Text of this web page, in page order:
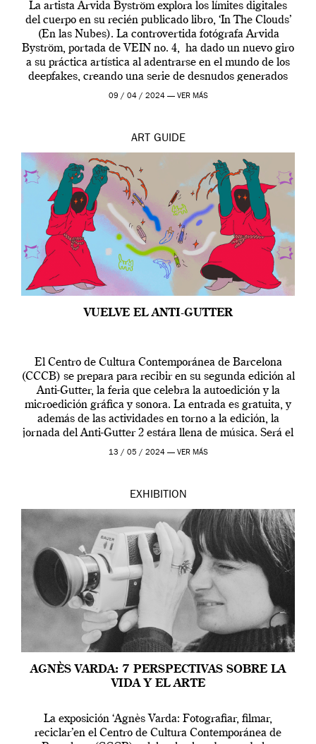
La artista Arvida Byström explora los límites digitales
del cuerpo en su recién publicado libro, ‘In The Clouds’
(En las Nubes). La controvertida fotógrafa Arvida
Byström, portada de VEIN no. 4, ha dado un nuevo giro
a su práctica artística al adentrarse en el mundo de los
deepfakes, creando una serie de desnudos generados
por […]
09 / 04 / 2024 — VER MÁS
ART GUIDE
VUELVE EL ANTI-GUTTER
El Centro de Cultura Contemporánea de Barcelona
(CCCB) se prepara para recibir en su segunda edición al
Anti-Gutter, la feria que celebra la autoedición y la
microedición gráfica y sonora. La entrada es gratuita, y
además de las actividades en torno a la edición, la
jornada del Anti-Gutter 2 estára llena de música. Será el
[…]
13 / 05 / 2024 — VER MÁS
EXHIBITION
AGNÈS VARDA: 7 PERSPECTIVAS SOBRE LA
VIDA Y EL ARTE
La exposición ‘Agnès Varda: Fotografiar, filmar,
reciclar’en el Centro de Cultura Contemporánea de